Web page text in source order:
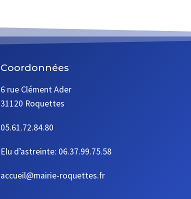
Coordonnées
6 rue Clément Ader
31120 Roquettes
05.61.72.84.80
Elu d’astreinte: 06.37.99.75.58
accueil@mairie-roquettes.fr